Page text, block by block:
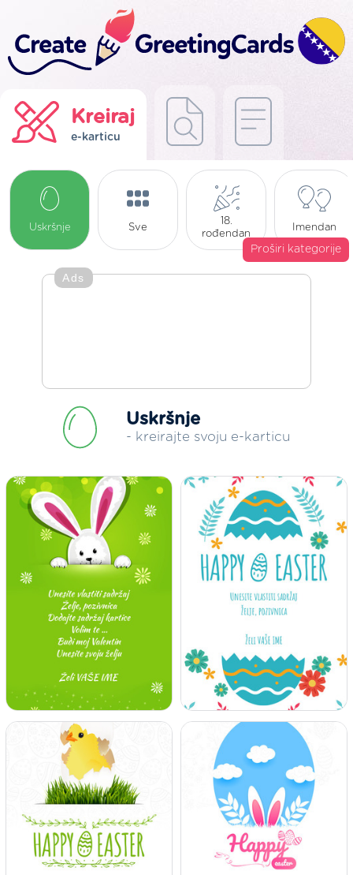
Kreiraj
e-karticu
Uskršnje Sve
18.
rođendan
Imendan
Proširi kategorije
Ads
Uskršnje
- kreirajte svoju e-karticu